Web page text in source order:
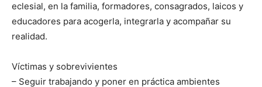
eclesial, en la familia, formadores, consagrados, laicos y
educadores para acogerla, integrarla y acompañar su
realidad.
Víctimas y sobrevivientes
– Seguir trabajando y poner en práctica ambientes